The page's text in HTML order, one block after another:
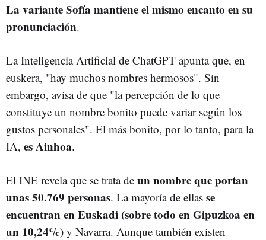
La variante Sofía mantiene el mismo encanto en su
pronunciación.
La Inteligencia Artificial de ChatGPT apunta que, en
euskera, "hay muchos nombres hermosos". Sin
embargo, avisa de que "la percepción de lo que
constituye un nombre bonito puede variar según los
gustos personales". El más bonito, por lo tanto, para la
IA, es Ainhoa.
El INE revela que se trata de un nombre que portan
unas 50.769 personas. La mayoría de ellas se
encuentran en Euskadi (sobre todo en Gipuzkoa en
un 10,24%) y Navarra. Aunque también existen